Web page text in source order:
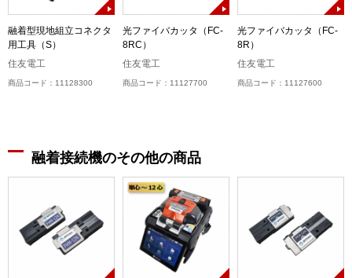
融着型現地組立コネクタ
用工具（S）
住友電工
商品コード：11128300
光ファイバカッタ（FC-
8RC）
住友電工
商品コード：11127700
光ファイバカッタ（FC-
8R）
住友電工
商品コード：11127600
融着接続機のその他の商品